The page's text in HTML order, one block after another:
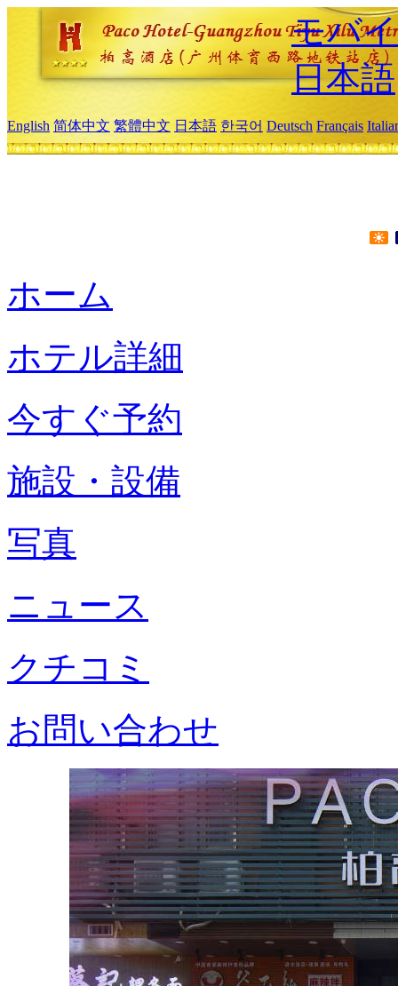
モバ
日本語
English 简体中文 繁體中文 日本語 한국어 Deutsch Français
ホーム
ホテル詳細
今すぐ予約
施設・設備
写真
ニュース
クチコミ
お問い合わせ